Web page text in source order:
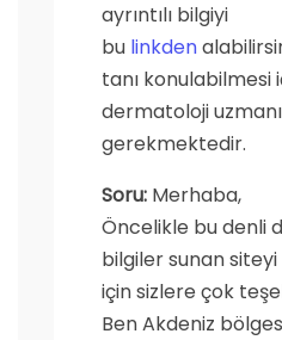
ayrıntılı bilgiyi
bu linkden
tanı konulabilmesi
dermatoloji
gerekmektedir.
Soru: Merhaba,
Öncelikle bu denli
bilgiler sunan siteyi
için sizlere çok
Ben Akdeniz